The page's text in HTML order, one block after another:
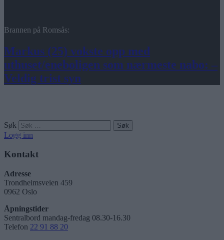
Brannen på Romsås:
Markus (25) vokste opp med
uthuset/eneboligen som nærmeste nabo: –
Veldig trist syn
Søk
Logg inn
Kontakt
Adresse
Trondheimsveien 459
0962 Oslo
Åpningstider
Sentralbord mandag-fredag 08.30-16.30
Telefon 22 91 88 20